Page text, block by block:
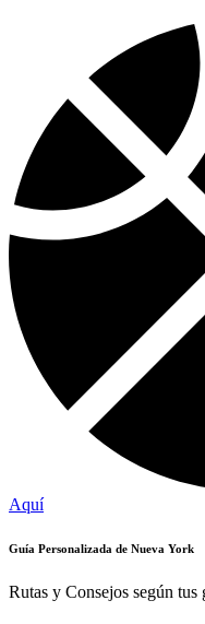
Aquí
Guía Personalizada de Nueva York
Rutas y Consejos según tus